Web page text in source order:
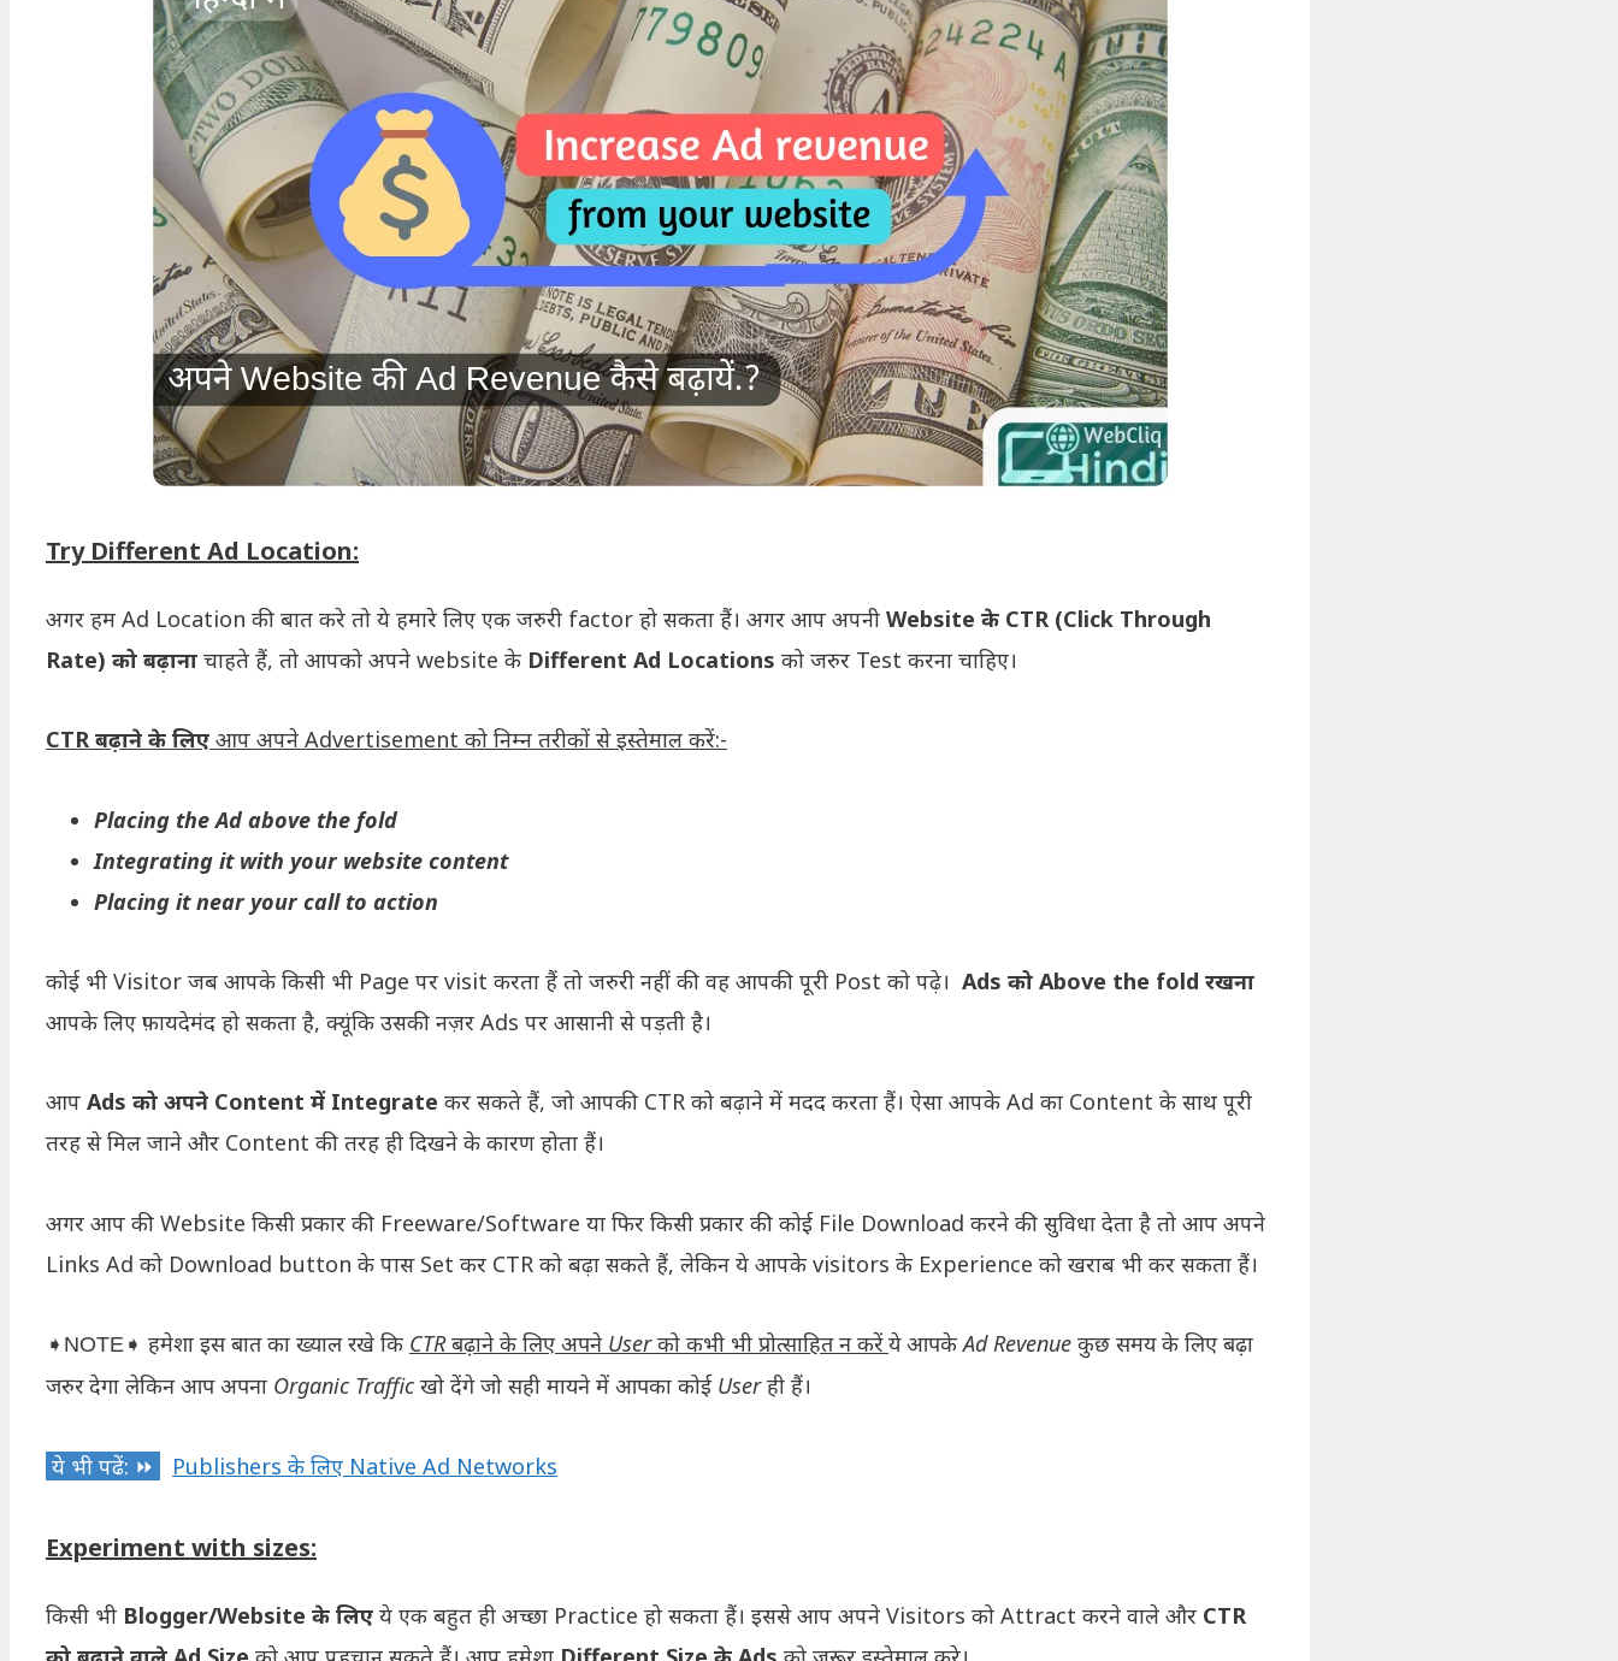
Try Different Ad Location:
अगर हम Ad Location की बात करे तो ये हमारे लिए एक जरुरी factor हो सकता हैं। अगर आप अपनी Website के CTR (Click Through
Rate) को बढ़ाना चाहते हैं, तो आपको अपने website के Different Ad Locations को जरुर Test करना चाहिए।
CTR बढ़ाने के लिए आप अपने Advertisement को निम्न तरीकों से इस्तेमाल करें:-
Placing the Ad above the fold
Integrating it with your website content
Placing it near your call to action
कोई भी Visitor जब आपके किसी भी Page पर visit करता हैं तो जरुरी नहीं की वह आपकी पूरी Post को पढ़े। Ads को Above the fold रखना
आपके लिए फ़ायदेमंद हो सकता है, क्यूंकि उसकी नज़र Ads पर आसानी से पड़ती है।
आप Ads को अपने Content में Integrate कर सकते हैं, जो आपकी CTR को बढ़ाने में मदद करता हैं। ऐसा आपके Ad का Content के साथ पूरी
तरह से मिल जाने और Content की तरह ही दिखने के कारण होता हैं।
अगर आप की Website किसी प्रकार की Freeware/Software या फिर किसी प्रकार की कोई File Download करने की सुविधा देता है तो आप अपने
Links Ad को Download button के पास Set कर CTR को बढ़ा सकते हैं, लेकिन ये आपके visitors के Experience को खराब भी कर सकता हैं।
➧NOTE➧ हमेशा इस बात का ख्याल रखे कि CTR बढ़ाने के लिए अपने User को कभी भी प्रोत्साहित न करेंये आपके Ad Revenue कुछ समय के लिए बढ़ा
जरुर देगा लेकिन आप अपना Organic Traffic खो देंगे जो सही मायने में आपका कोई User ही हैं।
ये भी पढें: ⏩ Publishers के लिए Native Ad Networks
Experiment with sizes:
किसी भी Blogger/Website के लिए ये एक बहुत ही अच्छा Practice हो सकता हैं। इससे आप अपने Visitors को Attract करने वाले और CTR